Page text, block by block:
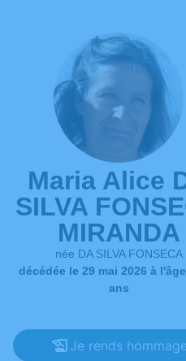
Maria Alice
SILVA
MIRANDA
née DA SILVA FONSECA
décédée le 29 mai 2026 à
ans
Je rends